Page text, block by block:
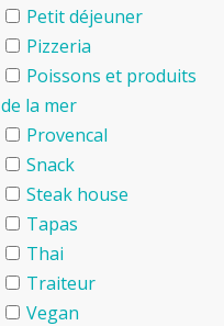
Petit déjeuner
Pizzeria
Poissons et produits
de la mer
Provencal
Snack
Steak house
Tapas
Thai
Traiteur
Vegan